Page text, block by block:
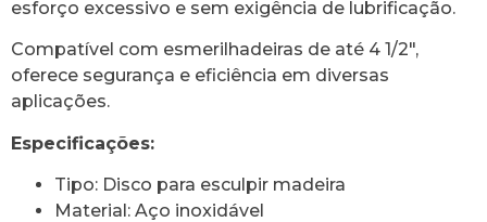
esforço excessivo e sem exigência de lubrificação.
Compatível com esmerilhadeiras de até 4 1/2″,
oferece segurança e eficiência em diversas
aplicações.
Especificações:
Tipo: Disco para esculpir madeira
Material: Aço inoxidável